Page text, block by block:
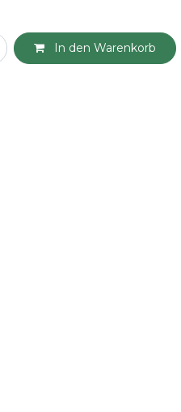
In den Warenkorb